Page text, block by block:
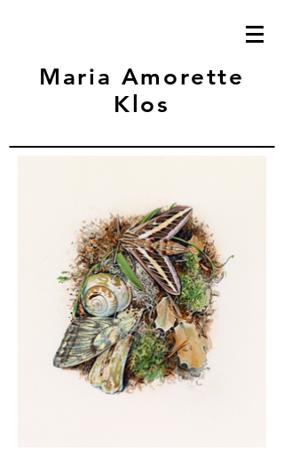
Maria Amorette
Klos